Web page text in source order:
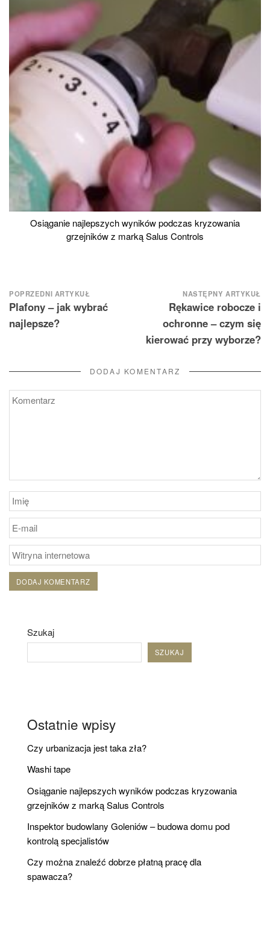
Osiąganie najlepszych wyników podczas kryzowania
grzejników z marką Salus Controls
Nawigacja
wpisu
POPRZEDNI ARTYKUŁ
Plafony – jak wybrać
najlepsze?
NASTĘPNY ARTYKUŁ
Rękawice robocze i
ochronne – czym się
kierować przy wyborze?
DODAJ KOMENTARZ
Szukaj
SZUKAJ
Ostatnie wpisy
Czy urbanizacja jest taka zła?
Washi tape
Osiąganie najlepszych wyników podczas kryzowania
grzejników z marką Salus Controls
Inspektor budowlany Goleniów – budowa domu pod
kontrolą specjalistów
Czy można znaleźć dobrze płatną pracę dla
spawacza?